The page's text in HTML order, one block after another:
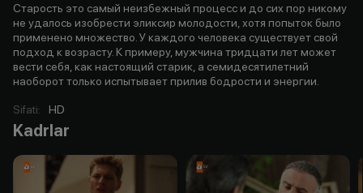
Старость это самый неизбежный процесс и до сих пор никому
не удалось изобрести эликсир молодости, хотя попыток было
применено множество. У каждого человека существует свой
подход к возрасту. К примеру, мужчина тридцати лет может
вести себя, как настоящий старик, а семидесятилетний
наоборот только испытывает прилив бодрости и энергии.
Sifati: HD
Kadrlar